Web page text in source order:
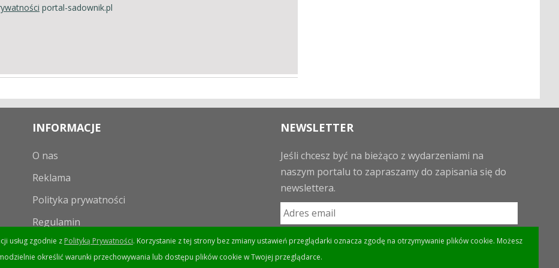
portal-sadownik.pl
INFORMACJE
O nas
Reklama
Polityka prywatności
Regulamin
NEWSLETTER
Jeśli chcesz być na bieżąco z wydarzeniami na
naszym portalu to zapraszamy do zapisania się do
newslettera.
usług zgodnie z Polityką Prywatności. Korzystanie z tej strony bez zmiany ustawień przeglądarki oznacza zgodę na otrzymywanie plików cookie. Możesz
określić warunki przechowywania lub dostępu plików cookie w Twojej przeglądarce.